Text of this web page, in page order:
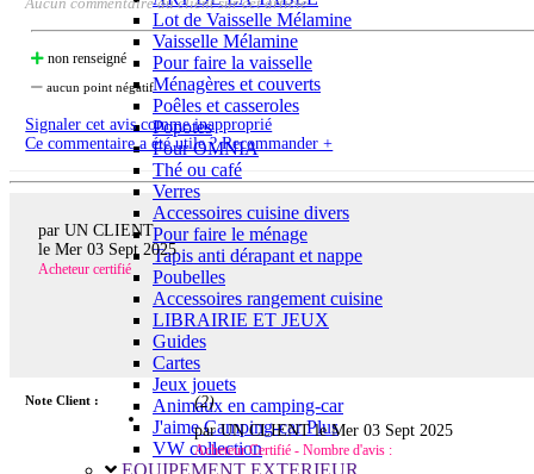
Lot de Vaisselle Mélamine
Vaisselle Mélamine
Pour faire la vaisselle
Ménagères et couverts
Poêles et casseroles
Popotes
Four OMNIA
Thé ou café
Verres
Accessoires cuisine divers
Pour faire le ménage
Tapis anti dérapant et nappe
Poubelles
Accessoires rangement cuisine
LIBRAIRIE ET JEUX
Guides
Cartes
Jeux jouets
Animaux en camping-car
J'aime Camping-car Plus
VW collection
EQUIPEMENT EXTERIEUR
non renseigné
aucun point négatif
Signaler cet avis comme inapproprié
Ce commentaire a été utile ? Recommander +
par UN CLIENT
le Mer 03 Sept 2025
Acheteur certifié
Note Client : (2)
par UN CLIENT leMer 03 Sept 2025
Acheteur Certifié - Nombre d'avis :